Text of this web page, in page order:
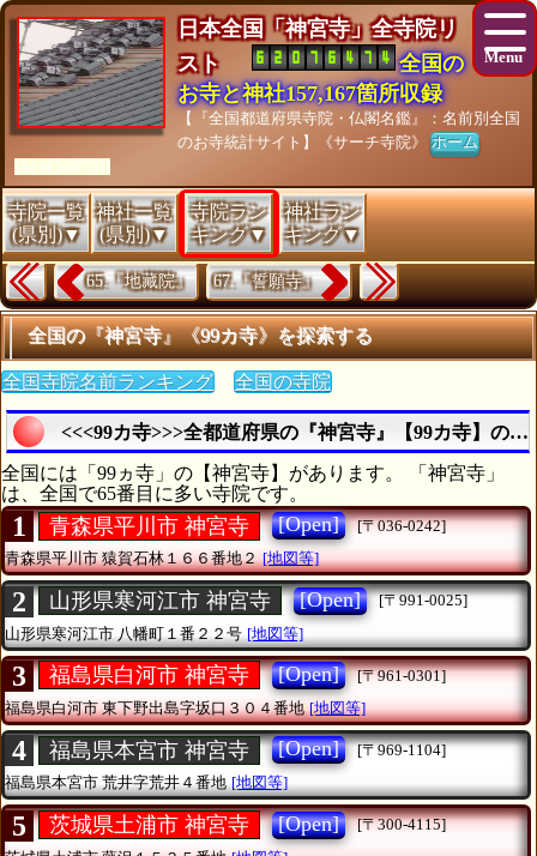
日本全国「神宮寺」全寺院リ
スト
全国の
お寺と神社157,167箇所収録
【『全国都道府県寺院・仏閣名鑑』：名前別全国
のお寺統計サイト】《サーチ寺院》ホーム
[As of 26/07/28]
寺院一覧
(県別)▼
神社一覧
(県別)▼
寺院ラン
キング▼
神社ラン
キング▼
65.『地藏院』 67.『誓願寺』
全国の『神宮寺』《99カ寺》を探索する
全国寺院名前ランキング 全国の寺院
<<<99カ寺>>>全都道府県の『神宮寺』【99カ寺】の統
全国には「99ヵ寺」の【神宮寺】があります。 「神宮寺」
は、全国で65番目に多い寺院です。
1 青森県平川市 神宮寺 [Open]
[〒036-0242]
青森県平川市猿賀石林１６６番地２ [地図等]
2 山形県寒河江市 神宮寺 [Open]
[〒991-0025]
山形県寒河江市 八幡町１番２２号 [地図等]
3 福島県白河市 神宮寺 [Open]
[〒961-0301]
福島県白河市東下野出島字坂口３０４番地 [地図等]
4 福島県本宮市 神宮寺 [Open]
[〒969-1104]
福島県本宮市荒井字荒井４番地 [地図等]
5 茨城県土浦市 神宮寺 [Open]
[〒300-4115]